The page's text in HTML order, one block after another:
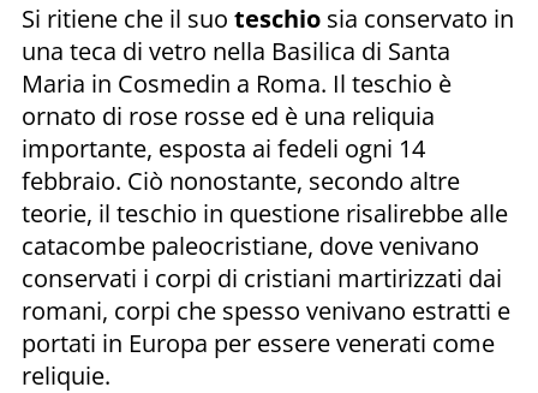
Si ritiene che il suo teschio sia conservato in
una teca di vetro nella Basilica di Santa
Maria in Cosmedin a Roma. Il teschio è
ornato di rose rosse ed è una reliquia
importante, esposta ai fedeli ogni 14
febbraio. Ciò nonostante, secondo altre
teorie, il teschio in questione risalirebbe alle
catacombe paleocristiane, dove venivano
conservati i corpi di cristiani martirizzati dai
romani, corpi che spesso venivano estratti e
portati in Europa per essere venerati come
reliquie.